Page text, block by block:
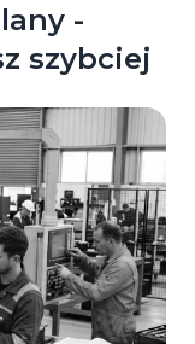
-
szybciej